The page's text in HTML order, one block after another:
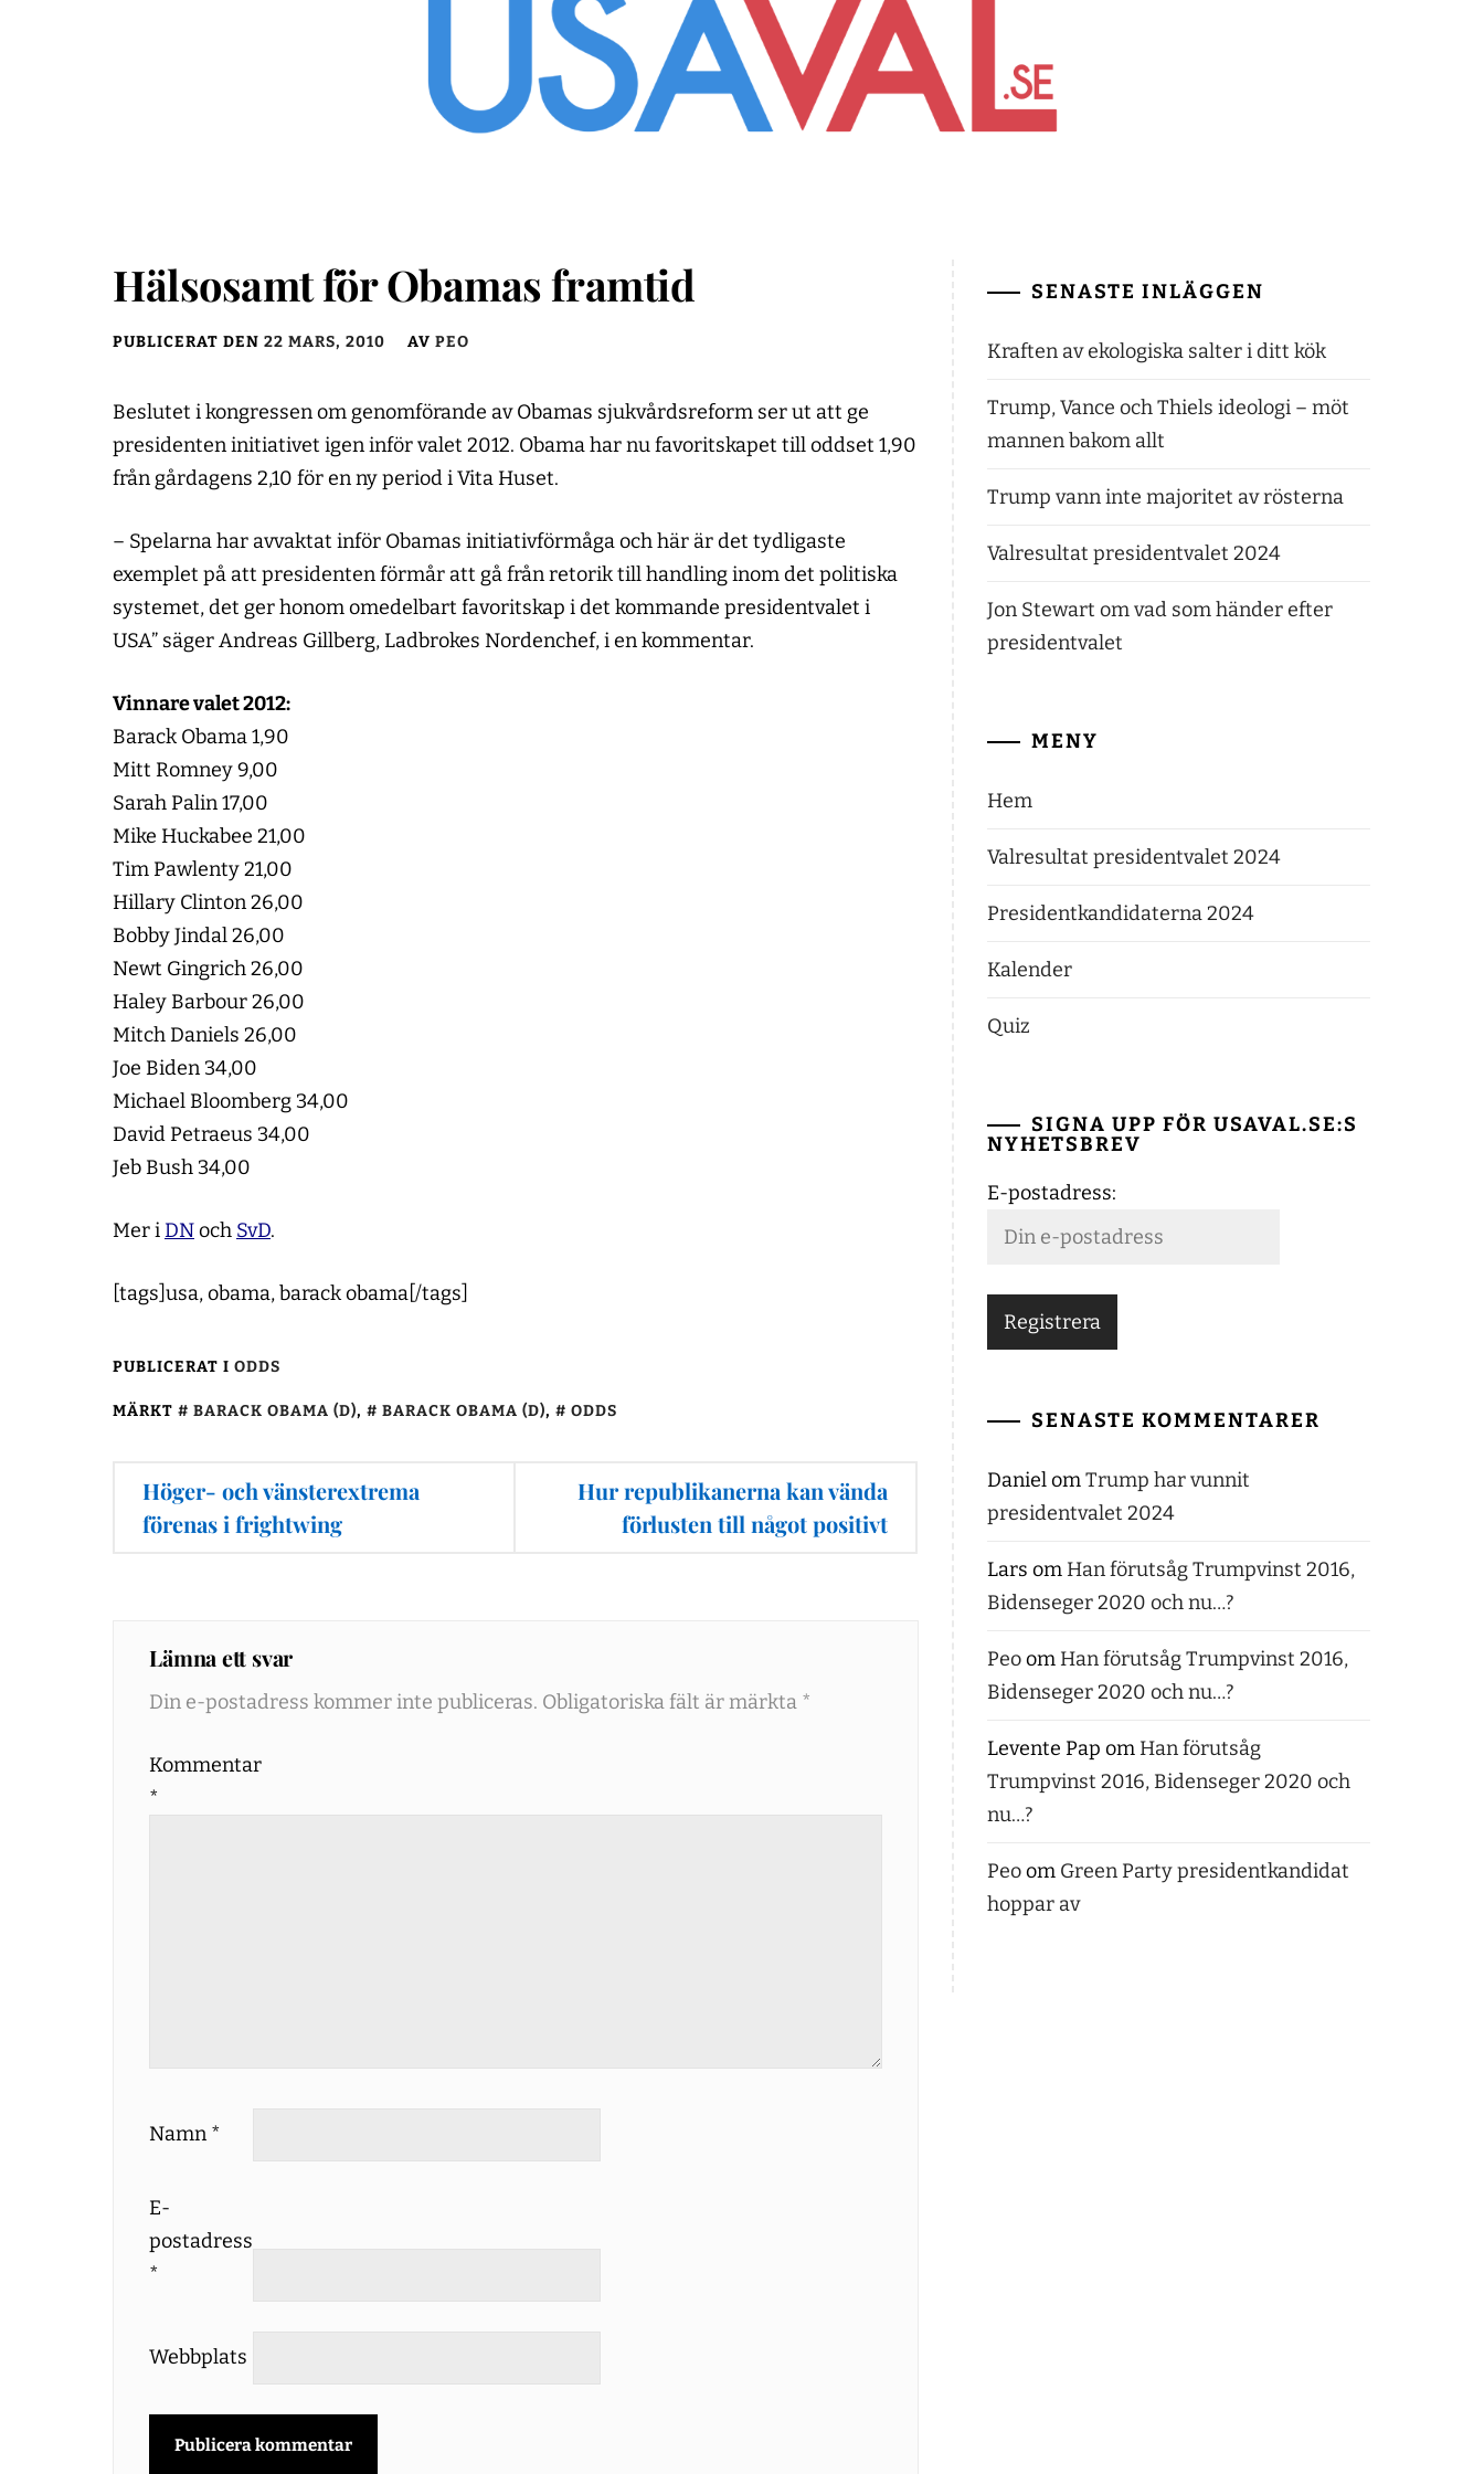
Hälsosamt för Obamas framtid
PUBLICERAT DEN 22 MARS, 2010 AV PEO
Beslutet i kongressen om genomförande av Obamas sjukvårdsreform ser ut att ge
presidenten initiativet igen inför valet 2012. Obama har nu favoritskapet till oddset 1,90
från gårdagens 2,10 för en ny period i Vita Huset.
– Spelarna har avvaktat inför Obamas initiativförmåga och här är det tydligaste
exemplet på att presidenten förmår att gå från retorik till handling inom det politiska
systemet, det ger honom omedelbart favoritskap i det kommande presidentvalet i
USA” säger Andreas Gillberg, Ladbrokes Nordenchef, i en kommentar.
Vinnare valet 2012:
Barack Obama 1,90
Mitt Romney 9,00
Sarah Palin 17,00
Mike Huckabee 21,00
Tim Pawlenty 21,00
Hillary Clinton 26,00
Bobby Jindal 26,00
Newt Gingrich 26,00
Haley Barbour 26,00
Mitch Daniels 26,00
Joe Biden 34,00
Michael Bloomberg 34,00
David Petraeus 34,00
Jeb Bush 34,00
Mer iDNoch SvD.
[tags]usa, obama, barack obama[/tags]
PUBLICERAT I ODDS
MÄRKT BARACK OBAMA (D), BARACK OBAMA (D), ODDS
Inläggsnavigering
Höger- och vänsterextrema
förenas i frightwing
Hur republikanerna kan vända
förlusten till något positivt
Lämna ett svar
Din e-postadress kommer inte publiceras. Obligatoriska fält är märkta *
Kommentar
*
Namn *
E-
postadress
*
Webbplats
SENASTE INLÄGGEN
Kraften av ekologiska salter i ditt kök
Trump, Vance och Thiels ideologi – möt
mannen bakom allt
Trump vann inte majoritet av rösterna
Valresultat presidentvalet 2024
Jon Stewart om vad som händer efter
presidentvalet
MENY
Hem
Valresultat presidentvalet 2024
Presidentkandidaterna 2024
Kalender
Quiz
SIGNA UPP FÖR USAVAL.SE:S
NYHETSBREV
E-postadress:
SENASTE KOMMENTARER
DanielomTrump har vunnit
presidentvalet 2024
Lars om Han förutsåg Trumpvinst 2016,
Bidenseger 2020 och nu…?
Peoom Han förutsåg Trumpvinst 2016,
Bidenseger 2020 och nu…?
Levente Pap om Han förutsåg
Trumpvinst 2016, Bidenseger 2020 och
nu…?
Peoom Green Party presidentkandidat
hoppar av